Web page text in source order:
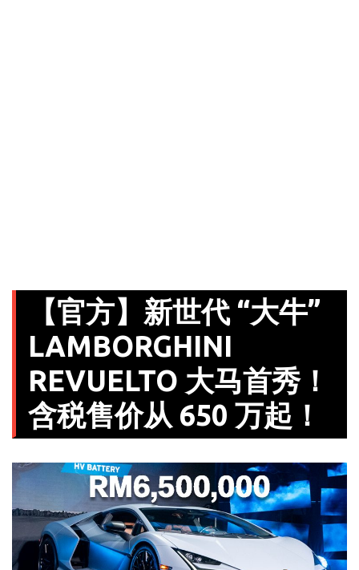
【官方】新世代 “大牛”
LAMBORGHINI
REVUELTO 大马首秀！
含税售价从 650 万起！